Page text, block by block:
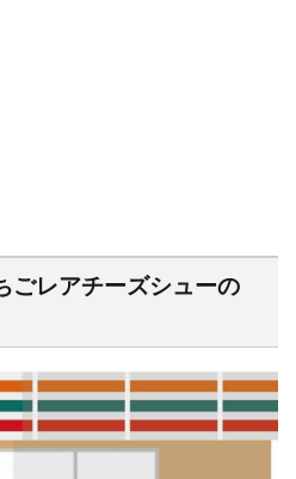
ごレアチーズシューの